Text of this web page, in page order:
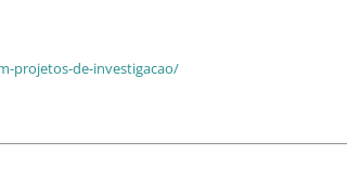
projetos-de-investigacao/